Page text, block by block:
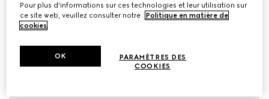
Pour plus d'informations sur ces technologies et leur utilisation sur
ce site web, veuillez consulter notre
Politique en matière de
cookies.
PARAMÈTRES DES
COOKIES
OK